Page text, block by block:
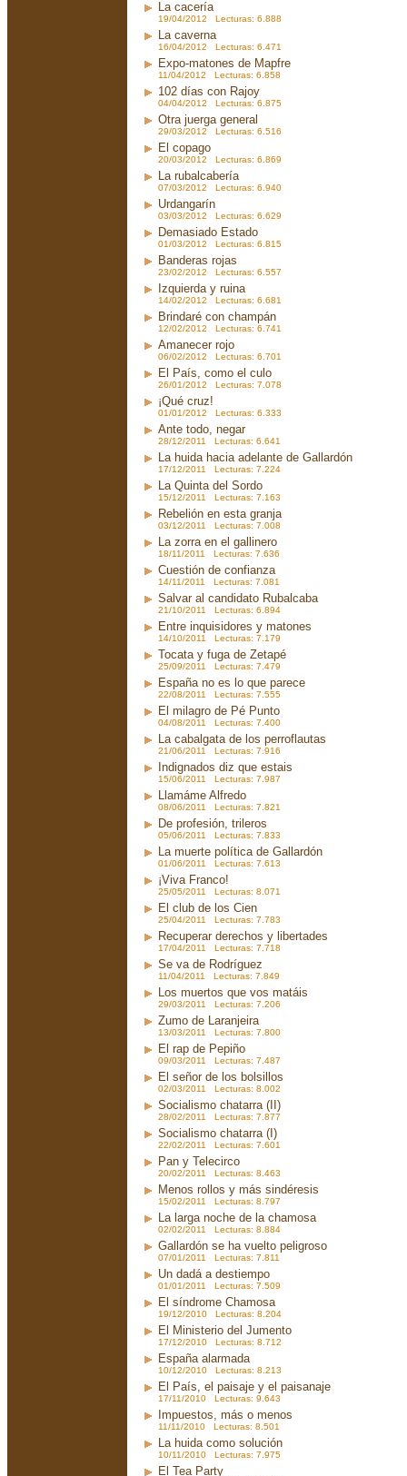
La cacería
19/04/2012 Lecturas: 6.888
La caverna
16/04/2012 Lecturas: 6.471
Expo-matones de Mapfre
11/04/2012 Lecturas: 6.858
102 días con Rajoy
04/04/2012 Lecturas: 6.875
Otra juerga general
29/03/2012 Lecturas: 6.516
El copago
20/03/2012 Lecturas: 6.869
La rubalcabería
07/03/2012 Lecturas: 6.940
Urdangarín
03/03/2012 Lecturas: 6.629
Demasiado Estado
01/03/2012 Lecturas: 6.815
Banderas rojas
23/02/2012 Lecturas: 6.557
Izquierda y ruina
14/02/2012 Lecturas: 6.681
Brindaré con champán
12/02/2012 Lecturas: 6.741
Amanecer rojo
06/02/2012 Lecturas: 6.701
El País, como el culo
26/01/2012 Lecturas: 7.078
¡Qué cruz!
01/01/2012 Lecturas: 6.333
Ante todo, negar
28/12/2011 Lecturas: 6.641
La huida hacia adelante de Gallardón
17/12/2011 Lecturas: 7.224
La Quinta del Sordo
15/12/2011 Lecturas: 7.163
Rebelión en esta granja
03/12/2011 Lecturas: 7.008
La zorra en el gallinero
18/11/2011 Lecturas: 7.636
Cuestión de confianza
14/11/2011 Lecturas: 7.081
Salvar al candidato Rubalcaba
21/10/2011 Lecturas: 6.894
Entre inquisidores y matones
14/10/2011 Lecturas: 7.179
Tocata y fuga de Zetapé
25/09/2011 Lecturas: 7.479
España no es lo que parece
22/08/2011 Lecturas: 7.555
El milagro de Pé Punto
04/08/2011 Lecturas: 7.400
La cabalgata de los perroflautas
21/06/2011 Lecturas: 7.916
Indignados diz que estais
15/06/2011 Lecturas: 7.987
Llamáme Alfredo
08/06/2011 Lecturas: 7.821
De profesión, trileros
05/06/2011 Lecturas: 7.833
La muerte política de Gallardón
01/06/2011 Lecturas: 7.613
¡Viva Franco!
25/05/2011 Lecturas: 8.071
El club de los Cien
25/04/2011 Lecturas: 7.783
Recuperar derechos y libertades
17/04/2011 Lecturas: 7.718
Se va de Rodríguez
11/04/2011 Lecturas: 7.849
Los muertos que vos matáis
29/03/2011 Lecturas: 7.206
Zumo de Laranjeira
13/03/2011 Lecturas: 7.800
El rap de Pepiño
09/03/2011 Lecturas: 7.487
El señor de los bolsillos
02/03/2011 Lecturas: 8.002
Socialismo chatarra (II)
28/02/2011 Lecturas: 7.877
Socialismo chatarra (I)
22/02/2011 Lecturas: 7.601
Pan y Telecirco
20/02/2011 Lecturas: 8.463
Menos rollos y más sindéresis
15/02/2011 Lecturas: 8.797
La larga noche de la chamosa
02/02/2011 Lecturas: 8.884
Gallardón se ha vuelto peligroso
07/01/2011 Lecturas: 7.811
Un dadá a destiempo
01/01/2011 Lecturas: 7.509
El síndrome Chamosa
19/12/2010 Lecturas: 8.204
El Ministerio del Jumento
17/12/2010 Lecturas: 8.712
España alarmada
10/12/2010 Lecturas: 8.213
El País, el paisaje y el paisanaje
17/11/2010 Lecturas: 9.643
Impuestos, más o menos
11/11/2010 Lecturas: 8.501
La huida como solución
10/11/2010 Lecturas: 7.975
El Tea Party